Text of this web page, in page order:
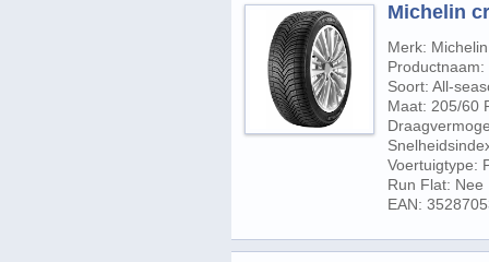
Michelin
Merk: Michelin
Soort: All-
Maat: 205/60
Voertuigtype:
Run Flat: Nee
EAN: